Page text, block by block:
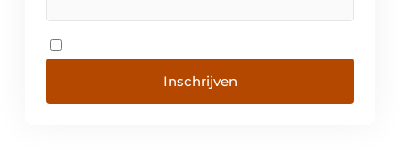
Inschrijven